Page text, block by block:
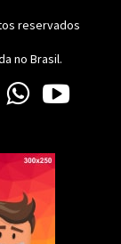
reservados
no Brasil.